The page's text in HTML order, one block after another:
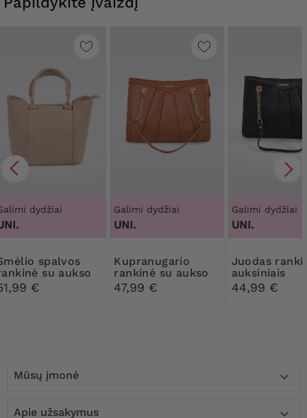
dydžiai
su aukso
€
Galimi dydžiai
UNI.
Kupranugario
rankinė su aukso
detalėmis
47,99 €
Galimi dydžiai
UNI.
Juodas rankinė su
auksiniais
apvadais
44,99 €
Mūsų įmonė 
Apie užsakymus 